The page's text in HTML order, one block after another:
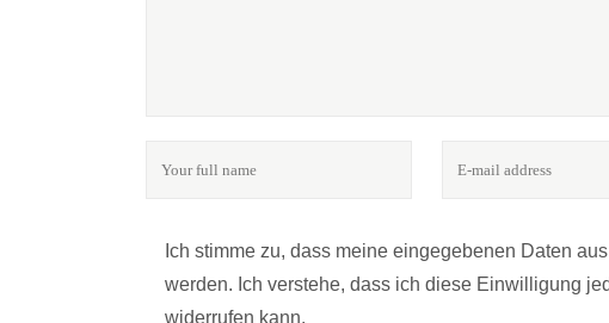
Ich stimme zu, dass meine eingegebenen Daten
werden. Ich verstehe, dass ich diese Einwilligung
widerrufen kann.